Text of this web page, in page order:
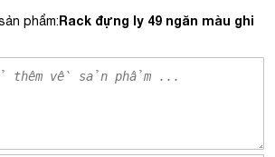
phẩm:Rack đựng ly 49 ngăn màu ghi